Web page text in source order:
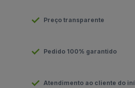
Preço transparente
Pedido 100% garantido
Atendimento ao cliente do